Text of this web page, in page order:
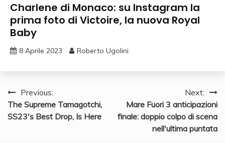
Charlene di Monaco: su Instagram la
prima foto di Victoire, la nuova Royal
Baby
8 Aprile 2023 Roberto Ugolini
Navigazione
articoli
Previous:
The Supreme Tamagotchi,
SS23's Best Drop, Is Here
Next:
Mare Fuori 3 anticipazioni
finale: doppio colpo di scena
nell'ultima puntata